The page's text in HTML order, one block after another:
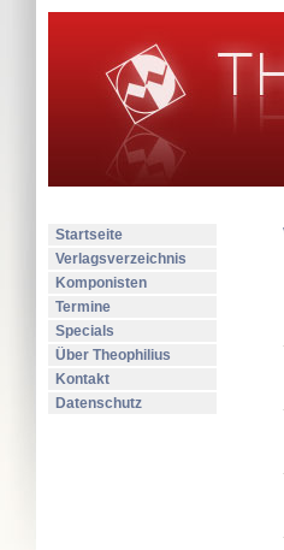
Startseite
Verlagsverzeichnis
Komponisten
Termine
Specials
Über Theophilius
Kontakt
Datenschutz